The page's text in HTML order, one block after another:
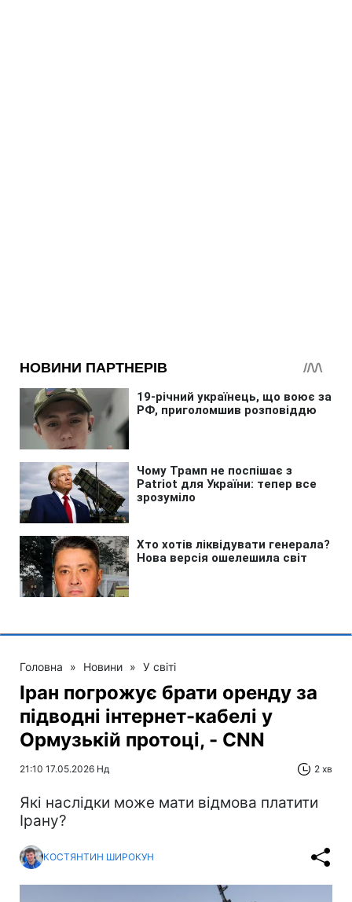
Головна » Новини » У світі
Іран погрожує брати оренду за
підводні інтернет-кабелі у
Ормузькій протоці, - CNN
21:10 17.05.2026 Нд 2 хв
Які наслідки може мати відмова платити
Ірану?
КОСТЯНТИН ШИРОКУН